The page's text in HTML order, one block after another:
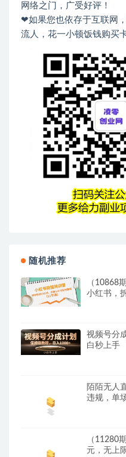
网络之门，广受好评！
❤如果您也依存于互联网
流人，花一小顿饭钱购买
随机推荐
（10868
小红书，
视频号分
白秒上手
陌陌无人
违规，单
（11280
元，无上